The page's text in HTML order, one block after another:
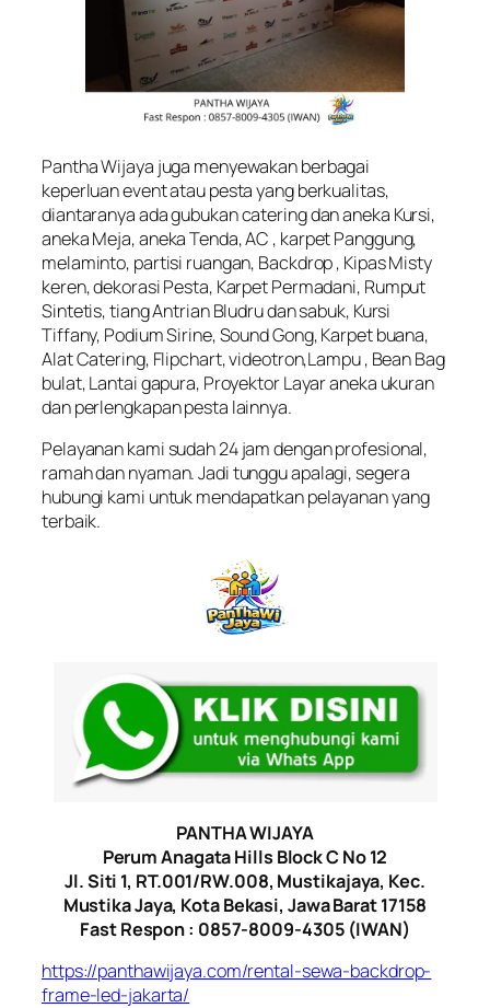
Pantha Wijaya juga menyewakan berbagai
keperluan event atau pesta yang berkualitas,
diantaranya ada gubukan catering dan aneka Kursi,
aneka Meja, aneka Tenda, AC , karpet Panggung,
melaminto, partisi ruangan, Backdrop , Kipas Misty
keren, dekorasi Pesta, Karpet Permadani, Rumput
Sintetis, tiang Antrian Bludru dan sabuk, Kursi
Tiffany, Podium Sirine, Sound Gong, Karpet buana,
Alat Catering, Flipchart, videotron,Lampu , Bean Bag
bulat, Lantai gapura, Proyektor Layar aneka ukuran
dan perlengkapan pesta lainnya.
Pelayanan kami sudah 24 jam dengan profesional,
ramah dan nyaman. Jadi tunggu apalagi, segera
hubungi kami untuk mendapatkan pelayanan yang
terbaik.
PANTHA WIJAYA
Perum Anagata Hills Block C No 12
Jl. Siti 1, RT.001/RW.008, Mustikajaya, Kec.
Mustika Jaya, Kota Bekasi, Jawa Barat 17158
Fast Respon : 0857-8009-4305 (IWAN)
https://panthawijaya.com/rental-sewa-backdrop-
frame-led-jakarta/